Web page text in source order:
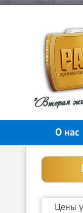
"Вторая
О нас
Цены